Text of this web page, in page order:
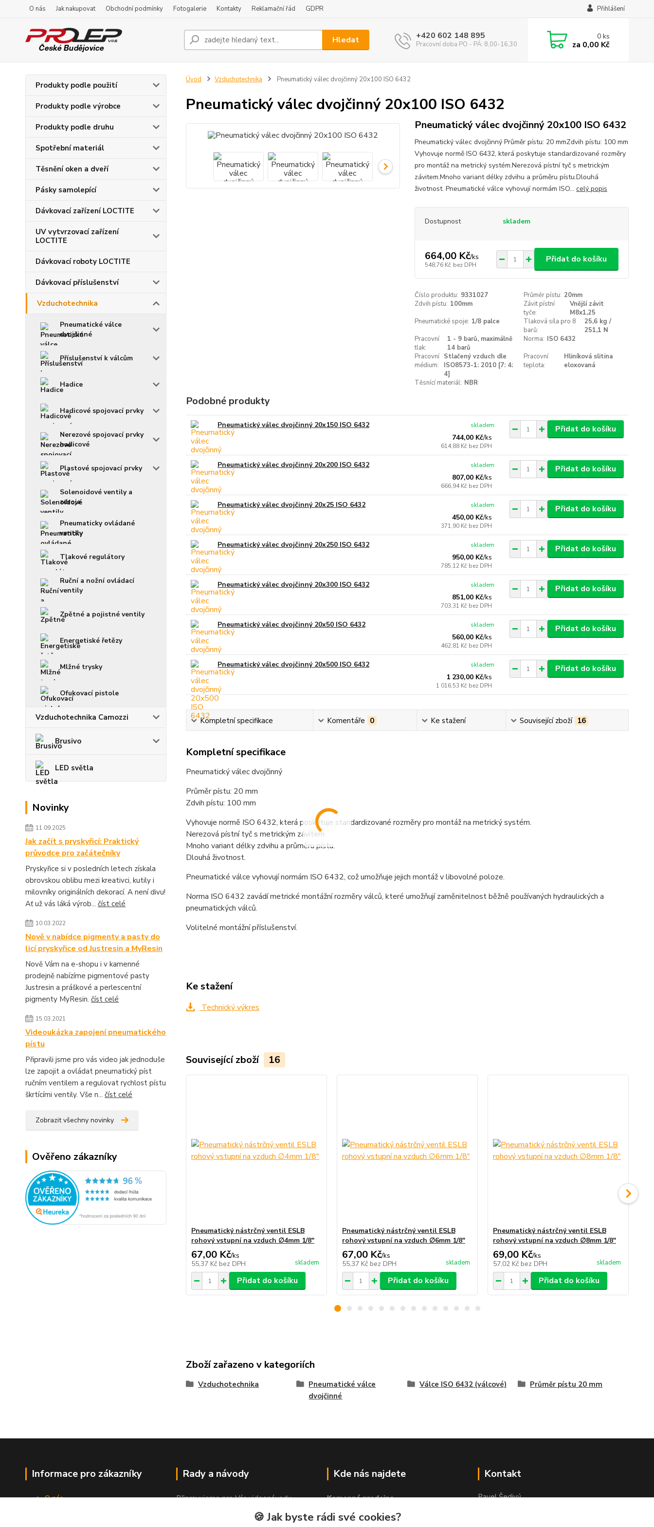
O nás Jak nakupovat Obchodní podmínky Fotogalerie Kontakty Reklamační řád GDPR Přihlášení
Hledat +420 602 148 895
Pracovní doba PO - PÁ: 8,00-16,30
0ks
za 0,00 Kč
Produkty podle použití
Produkty podle výrobce
Produkty podle druhu
Spotřební materiál
Těsnění oken a dveří
Pásky samolepící
Dávkovací zařízení LOCTITE
UV vytvrzovací zařízení
LOCTITE
Dávkovací roboty LOCTITE
Dávkovací příslušenství
Vzduchotechnika
Pneumatické válce
dvojčinné
Příslušenství k válcům
Hadice
Hadicové spojovací prvky
Nerezové spojovací prvky
hadicové
Plastové spojovací prvky
Solenoidové ventily a
zdroje
Pneumaticky ovládané
ventily
Tlakové regulátory
Ruční a nožní ovládací
ventily
Zpětné a pojistné ventily
Energetiské řetězy
Mlžné trysky
Ofukovací pistole
Vzduchotechnika Camozzi
Brusivo
LED světla
Novinky
11.09.2025
Jak začít s pryskyřicí: Praktický
průvodce pro začátečníky
Pryskyřice si v posledních letech získala
obrovskou oblibu mezi kreativci, kutily i
milovníky originálních dekorací. A není divu!
Ať už vás láká výrob... číst celé
10.03.2022
Nově v nabídce pigmenty a pasty do
licí pryskyřice od Justresin a MyResin
Nově Vám na e-shopu i v kamenné
prodejně nabízíme pigmentové pasty
Justresin a práškové a perlescentní
pigmenty MyResin. číst celé
15.03.2021
Videoukázka zapojení pneumatického
pístu
Připravili jsme pro vás video jak jednoduše
lze zapojit a ovládat pneumatický píst
ručním ventilem a regulovat rychlost pístu
škrtícími ventily. Vše n... číst celé
Zobrazit všechny novinky
Ověřeno zákazníky
Úvod Vzduchotechnika Pneumatický válec dvojčinný 20x100 ISO 6432
Pneumatický válec dvojčinný 20x100 ISO 6432
Pneumatický válec dvojčinný 20x100 ISO 6432
Pneumatický válec dvojčinný Průměr pístu: 20 mmZdvih pístu: 100 mm
Vyhovuje normě ISO 6432, která poskytuje standardizované rozměry
pro montáž na metrický systém.Nerezová pístní tyč s metrickým
závitem.Mnoho variant délky zdvihu a průměru pístu.Dlouhá
životnost. Pneumatické válce vyhovují normám ISO... celý popis
Dostupnost skladem
664,00 Kč/ks
548,76 Kč bez DPH
Přidat do košíku
Číslo produktu: 9331027 Průměr pístu: 20mm
Zdvih pístu: 100mm
Závit pístní
tyče:
Vnější závit
M8x1,25
Pneumatické spoje: 1/8 palce
Tlaková síla pro 8
barů:
25,6 kg /
251,1 N
Pracovní
tlak:
1 - 9 barů, maximálně
14 barů
Norma: ISO 6432
Pracovní
médium:
Stlačený vzduch dle
ISO8573-1: 2010 [7: 4:
4]
Pracovní
teplota:
Hliníková slitina
eloxovaná
Těsnící materiál: NBR
Podobné produkty
Pneumatický válec dvojčinný 20x150 ISO 6432
744,00 Kč/ks
614,88 Kč bez DPH
skladem Přidat do košíku
Pneumatický válec dvojčinný 20x200 ISO 6432
807,00 Kč/ks
666,94 Kč bez DPH
skladem Přidat do košíku
Pneumatický válec dvojčinný 20x25 ISO 6432
450,00 Kč/ks
371,90 Kč bez DPH
skladem Přidat do košíku
Pneumatický válec dvojčinný 20x250 ISO 6432
950,00 Kč/ks
785,12 Kč bez DPH
skladem Přidat do košíku
Pneumatický válec dvojčinný 20x300 ISO 6432
851,00 Kč/ks
703,31 Kč bez DPH
skladem Přidat do košíku
Pneumatický válec dvojčinný 20x50 ISO 6432
560,00 Kč/ks
462,81 Kč bez DPH
skladem Přidat do košíku
Pneumatický válec dvojčinný 20x500 ISO 6432
1 230,00 Kč/ks
1 016,53 Kč bez DPH
skladem Přidat do košíku
Kompletní specifikace Komentáře 0 Ke stažení Související zboží 16
Kompletní specifikace
Pneumatický válec dvojčinný
Průměr pístu: 20 mm
Zdvih pístu: 100 mm
Vyhovuje normě ISO 6432, která poskytuje standardizované rozměry pro montáž na metrický systém.
Nerezová pístní tyč s metrickým závitem.
Mnoho variant délky zdvihu a průměru pístu.
Dlouhá životnost.
Pneumatické válce vyhovují normám ISO 6432, což umožňuje jejich montáž v libovolné poloze.
Norma ISO 6432 zavádí metrické montážní rozměry válců, které umožňují zaměnitelnost běžně používaných hydraulických a
pneumatických válců.
Volitelné montážní příslušenství.
Ke stažení
Technický výkres
Související zboží 16
Pneumatický nástrčný ventil ESLB
rohový vstupní na vzduch ∅4mm 1/8"
67,00 Kč/ks
55,37 Kč bez DPH skladem
Přidat do košíku
Pneumatický nástrčný ventil ESLB
rohový vstupní na vzduch ∅6mm 1/8"
67,00 Kč/ks
55,37 Kč bez DPH skladem
Přidat do košíku
Pneumatický nástrčný ventil ESLB
rohový vstupní na vzduch ∅8mm 1/8"
69,00 Kč/ks
57,02 Kč bez DPH skladem
Přidat do košíku
Zboží zařazeno v kategoriích
Vzduchotechnika
Pneumatické válce
dvojčinné
Válce ISO 6432 (válcové) Průměr pístu 20 mm
Informace pro zákazníky
O nás
Rady a návody
Připravujeme pro Vás videonávody
Kde nás najdete
Kamenná prodejna
PROLEP v.o.s
Hlinská 579
Kontakt
Pavel Šedivý
🍪 Jak byste rádi své cookies?